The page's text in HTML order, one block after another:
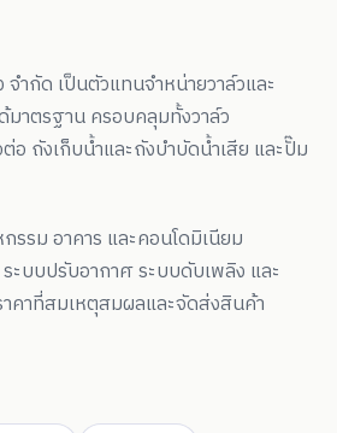
ำกัด เป็นตัวแทนจำหน่ายวาล์วและ
ตรฐาน ครอบคลุมทั้งวาล์ว
อ ถังเก็บน้ำและถังบำบัดน้ำเสีย และปั๊ม
รรม อาคาร และคอนโดมิเนียม
ะบบปรับอากาศ ระบบดับเพลิง และ
คาที่สมเหตุสมผลและจัดส่งสินค้า